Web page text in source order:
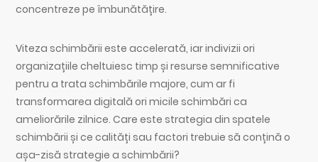
concentreze pe îmbunătățire.
Viteza schimbării este accelerată, iar indivizii ori
organizațiile cheltuiesc timp și resurse semnificative
pentru a trata schimbările majore, cum ar fi
transformarea digitală ori micile schimbări ca
ameliorările zilnice. Care este strategia din spatele
schimbării și ce calități sau factori trebuie să conțină o
așa-zisă strategie a schimbării?